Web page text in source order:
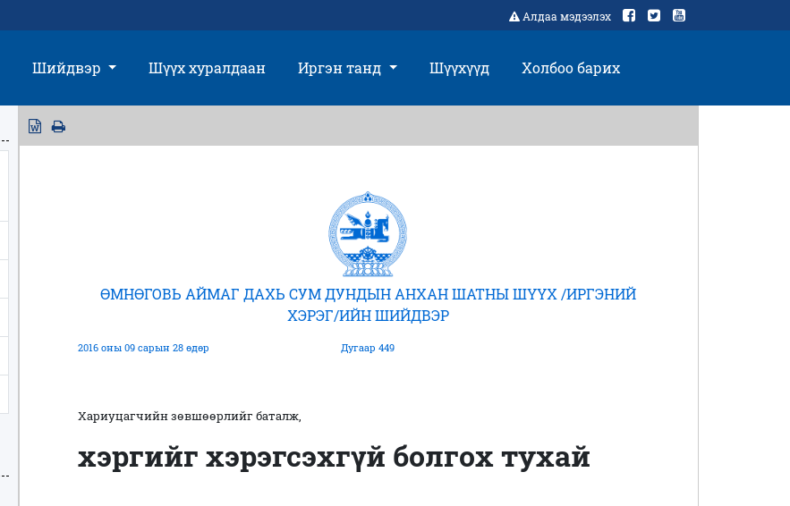
Алдаа мэдээлэх
Шийдвэр Шүүх хуралдаан Иргэн танд Шүүхүүд Холбоо барих
ӨМНӨГОВЬ АЙМАГ ДАХЬ СУМ ДУНДЫН АНХАН ШАТНЫ ШҮҮХ /ИРГЭНИЙ
ХЭРЭГ/ИЙН ШИЙДВЭР
2016 оны 09 сарын 28 өдөр Дугаар 449
Хариуцагчийн зөвшөөрлийг баталж,
хэргийг хэрэгсэхгүй болгох тухай